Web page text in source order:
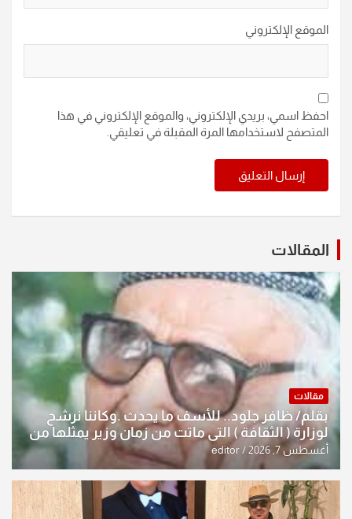
الموقع الإلكتروني
احفظ اسمي، بريدي الإلكتروني، والموقع الإلكتروني في هذا
المتصفح لاستخدامها المرة المقبلة في تعليقي.
المقالات
مقالات
بقلم/ ظافر جلود.. للأسف ما يحدث .وكاننا نرشح
لوزارة ( الثقافة ) التي ماتت من زمان وزير يمثلها من
النخبة والإرث العظيم للثقافة العراقية..
أغسطس 7, 2026 editor